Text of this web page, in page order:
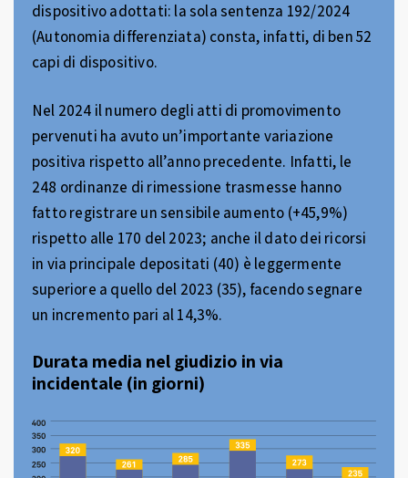
dispositivo adottati: la sola sentenza 192/2024
(Autonomia differenziata) consta, infatti, di ben 52
capi di dispositivo.
Nel 2024 il numero degli atti di promovimento
pervenuti ha avuto un’importante variazione
positiva rispetto all’anno precedente. Infatti, le
248 ordinanze di rimessione trasmesse hanno
fatto registrare un sensibile aumento (+45,9%)
rispetto alle 170 del 2023; anche il dato dei ricorsi
in via principale depositati (40) è leggermente
superiore a quello del 2023 (35), facendo segnare
un incremento pari al 14,3%.
Durata media nel giudizio in via
incidentale (in giorni)